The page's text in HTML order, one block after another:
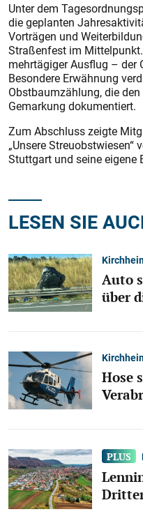
Unter dem
die geplanten
Vorträgen und
Straßenfest im
mehrtägiger Ausflug – der
Besondere Erwähnung
Obstbaumzählung, die
Gemarkung dokumentiert.
Zum Abschluss zeigte
„Unsere
Stuttgart und seine eigene
LESEN SIE
Auto
über
Hose